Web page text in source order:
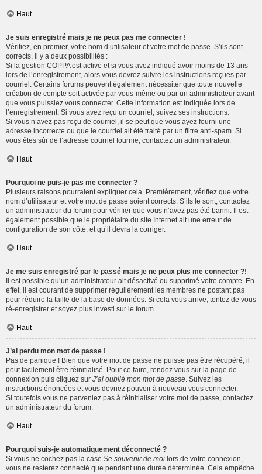
Haut
Je suis enregistré mais je ne peux pas me connecter !
Vérifiez, en premier, votre nom d’utilisateur et votre mot de passe. S’ils sont
corrects, il y a deux possibilités :
Si la gestion COPPA est active et si vous avez indiqué avoir moins de 13 ans
lors de l’enregistrement, alors vous devrez suivre les instructions reçues par
courriel. Certains forums peuvent également nécessiter que toute nouvelle
création de compte soit activée par vous-même ou par un administrateur avant
que vous puissiez vous connecter. Cette information est indiquée lors de
l’enregistrement. Si vous avez reçu un courriel, suivez ses instructions.
Si vous n’avez pas reçu de courriel, il se peut que vous ayez fourni une
adresse incorrecte ou que le courriel ait été traité par un filtre anti-spam. Si
vous êtes sûr de l’adresse courriel fournie, contactez un administrateur.
Haut
Pourquoi ne puis-je pas me connecter ?
Plusieurs raisons pourraient expliquer cela. Premièrement, vérifiez que votre
nom d’utilisateur et votre mot de passe soient corrects. S’ils le sont, contactez
un administrateur du forum pour vérifier que vous n’avez pas été banni. Il est
également possible que le propriétaire du site Internet ait une erreur de
configuration de son côté, et qu’il devra la corriger.
Haut
Je me suis enregistré par le passé mais je ne peux plus me connecter ?!
Il est possible qu’un administrateur ait désactivé ou supprimé votre compte. En
effet, il est courant de supprimer régulièrement les membres ne postant pas
pour réduire la taille de la base de données. Si cela vous arrive, tentez de vous
ré-enregistrer et soyez plus investi sur le forum.
Haut
J’ai perdu mon mot de passe !
Pas de panique ! Bien que votre mot de passe ne puisse pas être récupéré, il
peut facilement être réinitialisé. Pour ce faire, rendez vous sur la page de
connexion puis cliquez sur J’ai oublié mon mot de passe . Suivez les
instructions énoncées et vous devriez pouvoir à nouveau vous connecter.
Si toutefois vous ne parveniez pas à réinitialiser votre mot de passe, contactez
un administrateur du forum.
Haut
Pourquoi suis-je automatiquement déconnecté ?
Si vous ne cochez pas la case Se souvenir de moi lors de votre connexion,
vous ne resterez connecté que pendant une durée déterminée. Cela empêche